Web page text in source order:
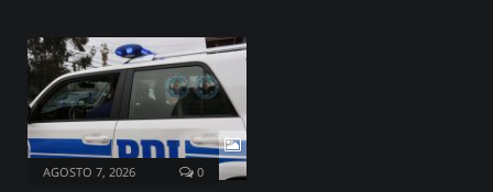
AGOSTO 7, 2026 0